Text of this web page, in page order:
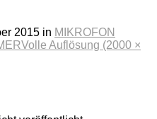
2015 in MIKROFON
Volle Auflösung (2000 ×